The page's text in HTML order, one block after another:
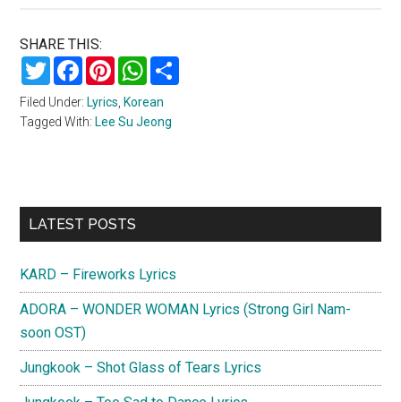
SHARE THIS:
TwitterFacebookPinterestWhatsApp
Filed Under: Lyrics, Korean
Tagged With: Lee Su Jeong
Primary
LATEST POSTS
KARD – Fireworks Lyrics
ADORA – WONDER WOMAN Lyrics (Strong Girl Nam-
soon OST)
Jungkook – Shot Glass of Tears Lyrics